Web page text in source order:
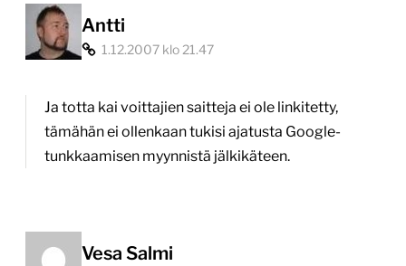
Antti
1.12.2007 klo 21.47
Ja totta kai voittajien saitteja ei ole linkitetty,
tämähän ei ollenkaan tukisi ajatusta Google-
tunkkaamisen myynnistä jälkikäteen.
Vesa Salmi